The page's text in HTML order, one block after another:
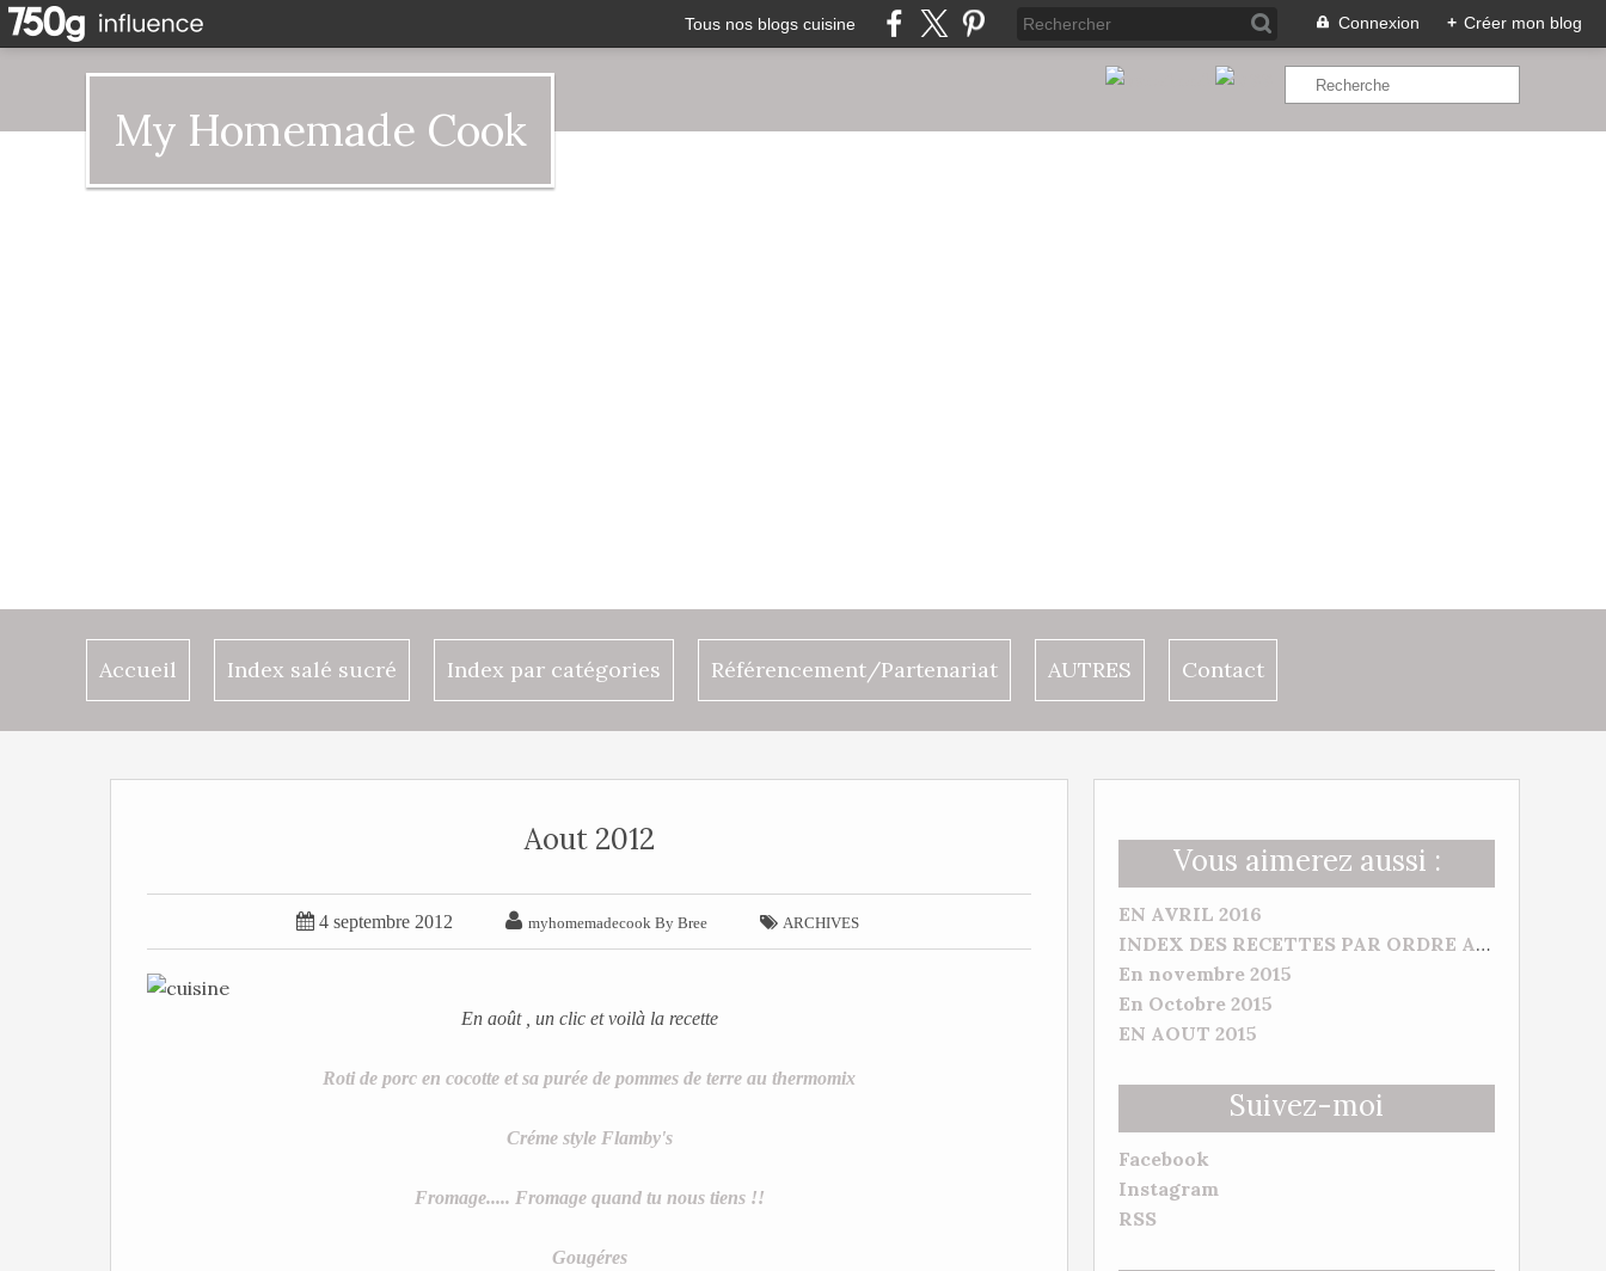
Tous nos blogs cuisine Connexion + Créer mon blog
My Homemade Cook
Accueil Index salé sucré Index par catégories Référencement/Partenariat AUTRES Contact
Vous aimerez aussi :
EN AVRIL 2016
INDEX DES RECETTES PAR ORDRE ALPHABETIQUE
En novembre 2015
En Octobre 2015
EN AOUT 2015
Suivez-moi
Facebook
Instagram
RSS
Aout 2012
 4 septembre 2012  myhomemadecook By Bree  ARCHIVES
En août , un clic et voilà la recette
Roti de porc en cocotte et sa purée de pommes de terre au thermomix
Créme style Flamby's
Fromage..... Fromage quand tu nous tiens !!
Gougéres